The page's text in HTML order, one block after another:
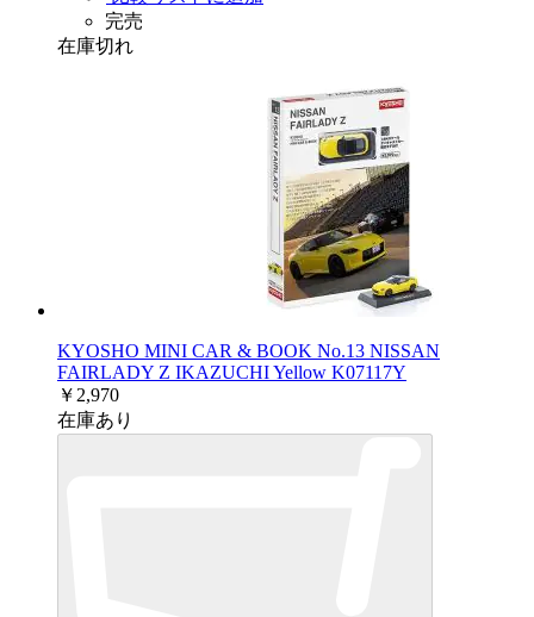
完売
在庫切れ
KYOSHO MINI CAR & BOOK No.13 NISSAN
FAIRLADY Z IKAZUCHI Yellow K07117Y
￥2,970
在庫あり